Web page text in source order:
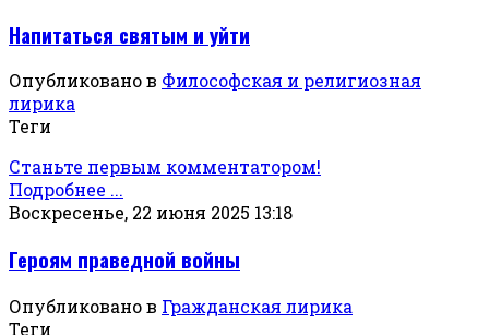
Напитаться святым и уйти
Опубликовано в Философская и религиозная
лирика
Теги
Станьте первым комментатором!
Подробнее ...
Воскресенье, 22 июня 2025 13:18
Героям праведной войны
Опубликовано в Гражданская лирика
Теги